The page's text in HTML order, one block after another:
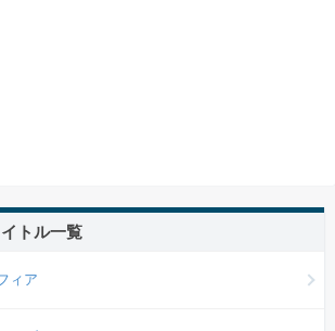
トル一覧
ィア